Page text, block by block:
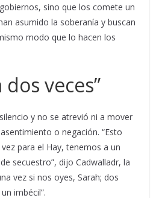
sino que los comete un
asumido la soberanía y buscan
modo que lo hacen los
veces”
y no se atrevió ni a mover
o negación. “Esto
para el Hay, tenemos a un
secuestro”, dijo Cadwalladr, la
vez si nos oyes, Sarah; dos
imbécil”.